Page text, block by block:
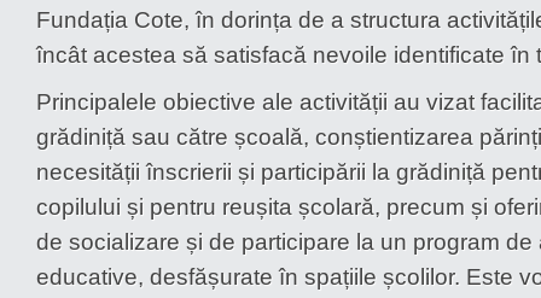
Fundația Cote, în dorința de a structura
încât acestea să satisfacă nevoile identificate în
Principalele obiective ale activității au vizat
grădiniță sau către școală, conștientizarea
necesității înscrierii și participării la grădiniță
copilului și pentru reușita școlară, precum și
de socializare și de participare la un program de
educative, desfășurate în spațiile școlilor. Este